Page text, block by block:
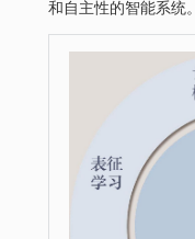
和自主性的智能系统。